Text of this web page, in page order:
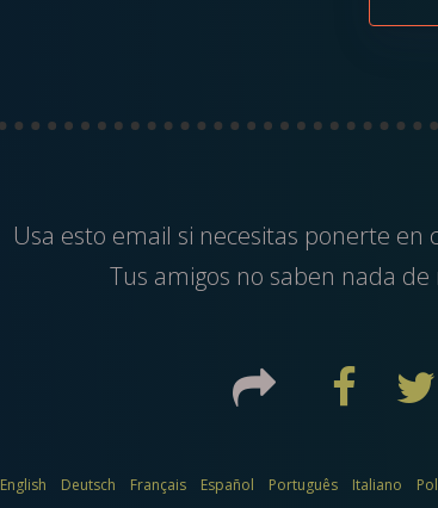
Usa esto email si necesitas ponerte en
Tus amigos no saben nada
English Deutsch Français Español Português Italiano